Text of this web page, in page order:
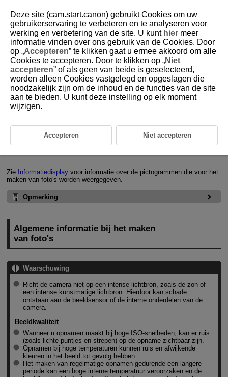
D388-126
Algemene informatie bij het maken
van foto's
Informatieweergave bij foto's maken
Informatieweergave bij foto's maken
Zie Informatiedisplayvoor informatie over de pictogrammen die voor het
maken van foto's worden weergegeven.
Opmerking
Algemene informatie bij het maken
van foto's
Waarschuwing
Richt de camera niet op een intense lichtbron, zoals de zon of
een intense kunstmatige lichtbron. Hierdoor kan schade
ontstaan aan de beeldsensor of de interne onderdelen van de
camera.
Beeldkwaliteit
Wanneer u opnamen maakt bij hoge ISO-snelheden, kan er ruis
(zoals lichte puntjes en strepen) op de opname zichtbaar zijn.
Opnamen bij hoge temperaturen kunnen ruis en afwijkende
kleuren in het beeld tot gevolg hebben.
Het maken van regelmatige opnamen gedurende een langere
periode kan een hoge interne temperatuur veroorzaken en de
Deze site (cam.start.canon) gebruikt Cookies om uw
gebruikerservaring te verbeteren en te analyseren voor
werking en verbetering van de site. U kunt hier meer
informatie vinden over ons gebruik van de Cookies. Door
op „Accepteren” te klikken gaat u ermee akkoord om alle
Cookies te accepteren. Door te klikken op „Niet
accepteren” of als geen van beide is geselecteerd,
worden alleen Cookies vastgelegd en opgeslagen die
noodzakelijk zijn om de inhoud en de functies van de site
aan te bieden. U kunt deze instelling op elk moment
wijzigen.
Accepteren Niet accepteren